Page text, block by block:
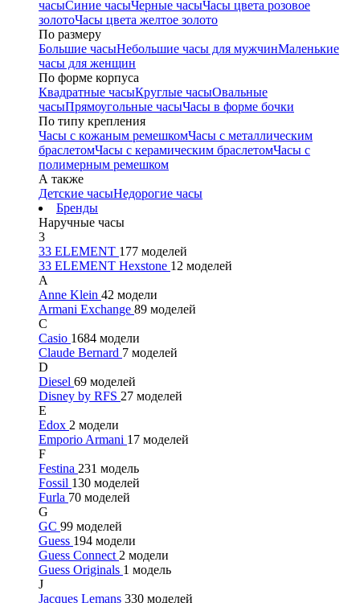
часыСиние часыЧерные часыЧасы цвета розовое
золотоЧасы цвета желтое золото
По размеру
Большие часыНебольшие часы для мужчинМаленькие
часы для женщин
По форме корпуса
Квадратные часыКруглые часыОвальные
часыПрямоугольные часыЧасы в форме бочки
По типу крепления
Часы с кожаным ремешкомЧасы с металлическим
браслетомЧасы с керамическим браслетомЧасы с
полимерным ремешком
А также
Детские часыНедорогие часы
Бренды
Наручные часы
3
33 ELEMENT 177 моделей
33 ELEMENT Hexstone 12 моделей
A
Anne Klein 42 модели
Armani Exchange 89 моделей
C
Casio 1684 модели
Claude Bernard 7 моделей
D
Diesel 69 моделей
Disney by RFS 27 моделей
E
Edox 2 модели
Emporio Armani 17 моделей
F
Festina 231 модель
Fossil 130 моделей
Furla 70 моделей
G
GC 99 моделей
Guess 194 модели
Guess Connect 2 модели
Guess Originals 1 модель
J
Jacques Lemans 330 моделей